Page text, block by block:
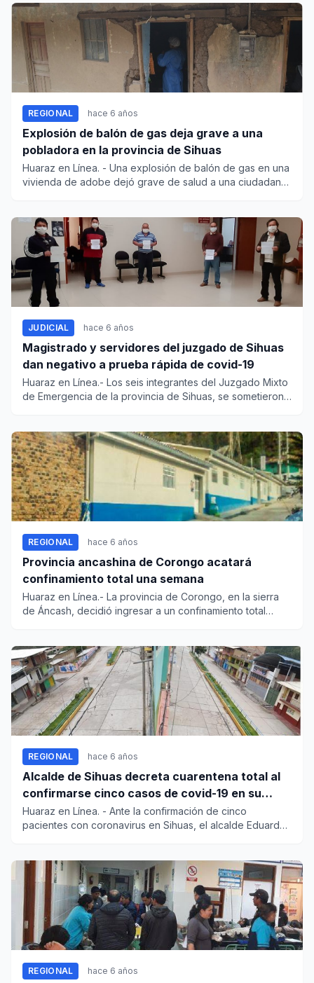
REGIONAL hace 6 años
Explosión de balón de gas deja grave a una
pobladora en la provincia de Sihuas
Huaraz en Línea. - Una explosión de balón de gas en una
vivienda de adobe dejó grave de salud a una ciudadana
JUDICIAL hace 6 años
Magistrado y servidores del juzgado de Sihuas
dan negativo a prueba rápida de covid-19
Huaraz en Línea.- Los seis integrantes del Juzgado Mixto
de Emergencia de la provincia de Sihuas, se sometieron
REGIONAL hace 6 años
Provincia ancashina de Corongo acatará
confinamiento total una semana
Huaraz en Línea.- La provincia de Corongo, en la sierra
de Áncash, decidió ingresar a un confinamiento total
REGIONAL hace 6 años
Alcalde de Sihuas decreta cuarentena total al
confirmarse cinco casos de covid-19 en su
provincia
Huaraz en Línea. - Ante la confirmación de cinco
pacientes con coronavirus en Sihuas, el alcalde Eduardo
REGIONAL hace 6 años